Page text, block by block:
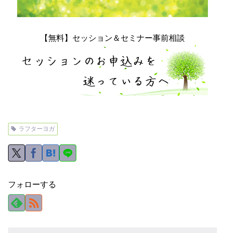
【無料】セッション＆セミナー事前相談
ラフターヨガ
フォローする